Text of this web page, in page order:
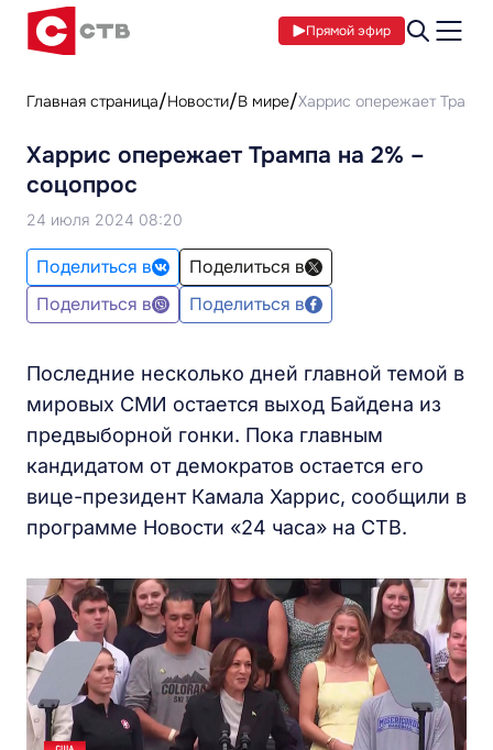
Прямой эфир
Главная страница Новости В мире Харрис опережает
Харрис опережает Трампа на 2% –
соцопрос
24 июля 2024 08:20
Поделиться в
Поделиться в
Поделиться в
Поделиться в
Последние несколько дней главной темой в
мировых СМИ остается выход Байдена из
предвыборной гонки. Пока главным
кандидатом от демократов остается его
вице-президент Камала Харрис, сообщили в
программе Новости «24 часа» на СТВ.